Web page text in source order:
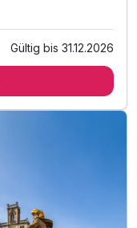
Gültig bis 31.12.2026